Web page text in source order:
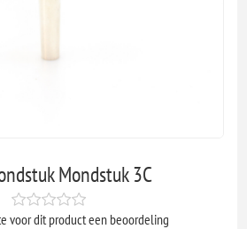
Mondstuk 3C
voor dit product een beoordeling